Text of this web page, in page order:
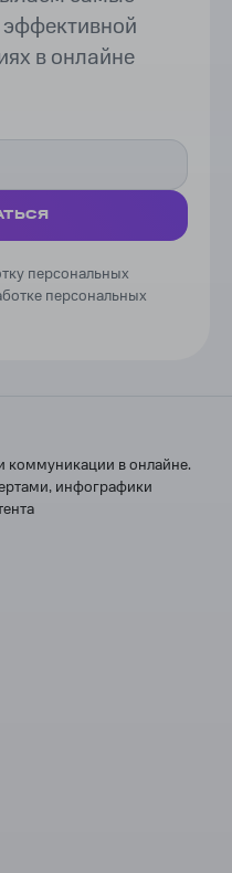
эффективной
в онлайне
персональных
персональных
коммуникации в онлайне.
инфографики